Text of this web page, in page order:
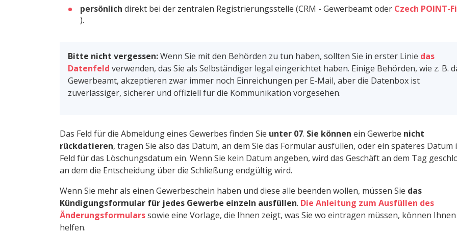
persönlich direkt bei der zentralen Registrierungsstelle (CRM - Gewerbeamt oder Czech POINT-
).
Bitte nicht vergessen:Wenn Sie mit den Behörden zu tun haben, sollten Sie in erster Linie das
Datenfeld verwenden, das Sie als Selbständiger legal eingerichtet haben. Einige Behörden, wie z. B.
Gewerbeamt, akzeptieren zwar immer noch Einreichungen per E-Mail, aber die Datenbox ist
zuverlässiger, sicherer und offiziell für die Kommunikation vorgesehen.
Das Feld für die Abmeldung eines Gewerbes finden Sie unter 07. Sie können ein Gewerbe nicht
rückdatieren, tragen Sie also das Datum, an dem Sie das Formular ausfüllen, oder ein späteres Datum
Feld für das Löschungsdatum ein. Wenn Sie kein Datum angeben, wird das Geschäft an dem Tag
an dem die Entscheidung über die Schließung endgültig wird.
Wenn Sie mehr als einen Gewerbeschein haben und diese alle beenden wollen, müssen Sie das
Kündigungsformular für jedes Gewerbe einzeln ausfüllen. Die Anleitung zum Ausfüllen des
Änderungsformularssowie eine Vorlage, die Ihnen zeigt, was Sie wo eintragen müssen, können
helfen.